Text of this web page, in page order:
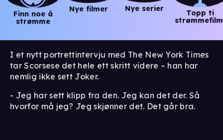
Finn noe å
strømme
Nye filmer Nye serier
Topp ti
I et nytt portrettintervju med The New York Times
tar Scorsese det hele ett skritt videre – han har
nemlig ikke sett Joker.
- Jeg har sett klipp fra den. Jeg kan det der. Så
hvorfor må jeg? Jeg skjønner det. Det går bra.